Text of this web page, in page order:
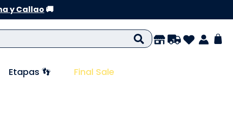
y Callao 🚚
Etapas 👣 Final Sale